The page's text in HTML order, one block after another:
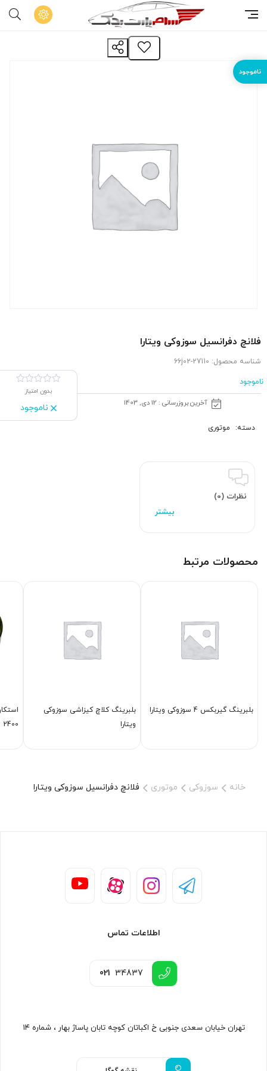
فلانچ دفرانسیل سوزوکی ویتارا
شناسه محصول: 27110-66j02
ناموجود
آخرین بروزرسانی : 12 دی, 1403
بدون امتیاز
ناموجود
دسته: موتوری
نظرات (0)
محصولات مرتبط
بلبرینگ گیربكس 4 سوزوکی ویتارا
بلبرینگ كلاچ كیزاشی سوزوکی
ویتارا
2400
خانه سوزوکی موتوری فلانچ دفرانسیل سوزوکی ویتارا
اطلاعات تماس
021 34837
تهران خیابان سعدی جنوبی خ اکباتان کوچه تابان پاساژ بهار ، شماره ۱۴